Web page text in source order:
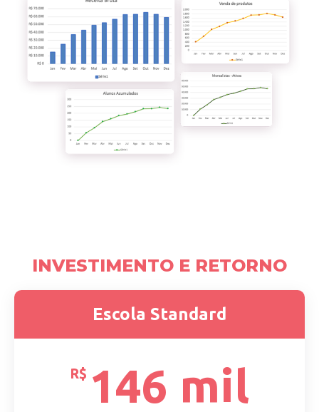
INVESTIMENTO E RETORNO
Escola Standard
R$ 146 mil